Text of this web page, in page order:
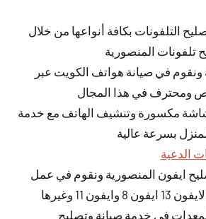
التلفونات بكافة أنواعها من خلال
تلفونات المنصورية
ونقوم في صيانة هواتف الكويت عبر
ومحترف في هذا المجال
مكسورة وتنشيف الهاتف مع خدمة
بسرعة عالية
الدعية
ايفون المنصورية ونقوم في عمل
11 وغيرها
في خدمة صيانة وتصليح